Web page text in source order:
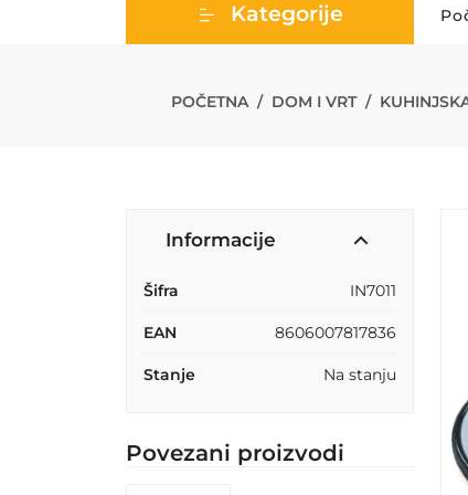
Kategorije
FG OVAL
POČETNA DOM I VRT
Informacije
Šifra IN7011
EAN 8606007817836
Stanje Na stanju
Povezani proizvodi